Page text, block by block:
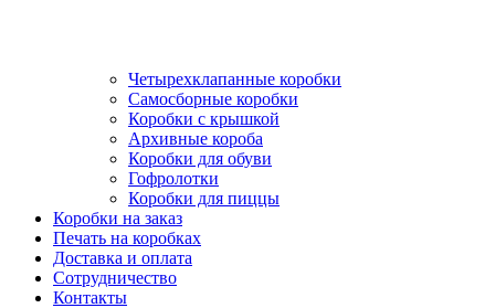
Четырехклапанные коробки
Самосборные коробки
Коробки с крышкой
Архивные короба
Коробки для обуви
Гофролотки
Коробки для пиццы
Коробки на заказ
Печать на коробках
Доставка и оплата
Сотрудничество
Контакты